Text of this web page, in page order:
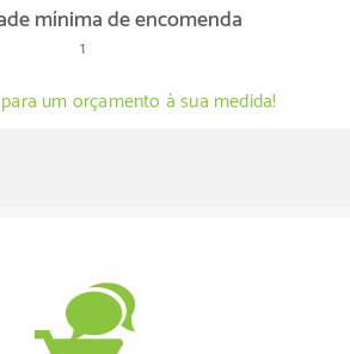
mínima de encomenda
1
um orçamento à sua medida!